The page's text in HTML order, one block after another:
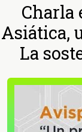
Charla
Asiática,
La